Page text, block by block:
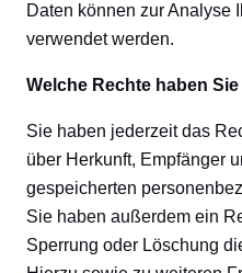
Daten können zur Analyse
verwendet werden.
Welche Rechte haben
Sie haben jederzeit das
über Herkunft, Empfänger
gespeicherten
Sie haben außerdem ein
Sperrung oder Löschung